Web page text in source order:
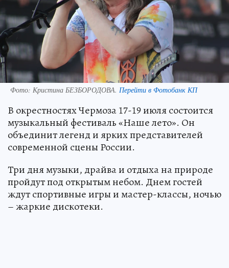
Фото: Кристина БЕЗБОРОДОВА. Перейти в Фотобанк КП
В окрестностях Чермоза 17-19 июля состоится
музыкальный фестиваль «Наше лето». Он
объединит легенд и ярких представителей
современной сцены России.
Три дня музыки, драйва и отдыха на природе
пройдут под открытым небом. Днем гостей
ждут спортивные игры и мастер-классы, ночью
– жаркие дискотеки.